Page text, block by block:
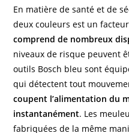
En matière de santé et de
deux couleurs est un
comprend de nombreux
niveaux de risque peuvent
outils Bosch bleu sont
qui détectent tout
coupent l’alimentation du
instantanément. Les
fabriquées de la même